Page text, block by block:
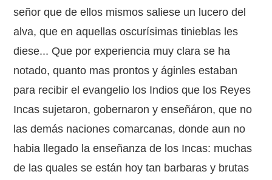
señor que de ellos mismos saliese un lucero del
alva, que en aquellas oscurísimas tinieblas les
diese... Que por experiencia muy clara se ha
notado, quanto mas prontos y áginles estaban
para recibir el evangelio los Indios que los Reyes
Incas sujetaron, gobernaron y enseñáron, que no
las demás naciones comarcanas, donde aun no
habia llegado la enseñanza de los Incas: muchas
de las quales se están hoy tan barbaras y brutas